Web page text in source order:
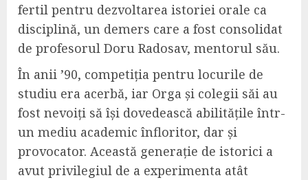
fertil pentru dezvoltarea istoriei orale ca
disciplină, un demers care a fost consolidat
de profesorul Doru Radosav, mentorul său.
În anii ’90, competiția pentru locurile de
studiu era acerbă, iar Orga și colegii săi au
fost nevoiți să își dovedească abilitățile într-
un mediu academic înfloritor, dar și
provocator. Această generație de istorici a
avut privilegiul de a experimenta atât